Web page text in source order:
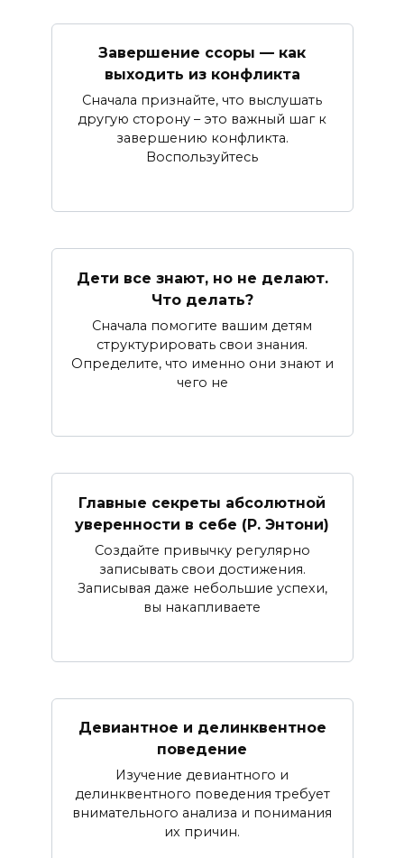
Завершение ссоры — как
выходить из конфликта
Сначала признайте, что выслушать
другую сторону – это важный шаг к
завершению конфликта.
Воспользуйтесь
Дети все знают, но не делают.
Что делать?
Сначала помогите вашим детям
структурировать свои знания.
Определите, что именно они знают и
чего не
Главные секреты абсолютной
уверенности в себе (Р. Энтони)
Создайте привычку регулярно
записывать свои достижения.
Записывая даже небольшие успехи,
вы накапливаете
Девиантное и делинквентное
поведение
Изучение девиантного и
делинквентного поведения требует
внимательного анализа и понимания
их причин.